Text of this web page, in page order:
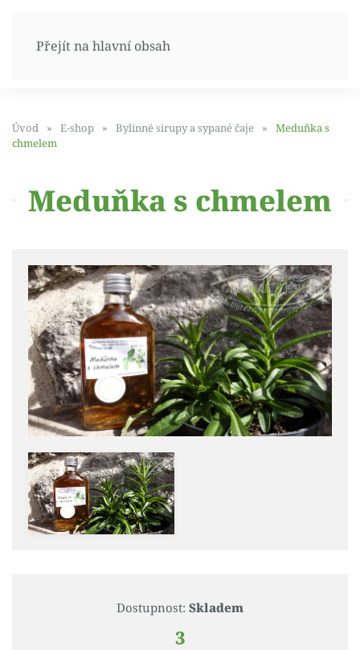
Přejít na hlavní obsah
Úvod E-shop Bylinné sirupy a sypané čaje
Meduňka s
chmelem
Meduňka s chmelem
Dostupnost: Skladem
3